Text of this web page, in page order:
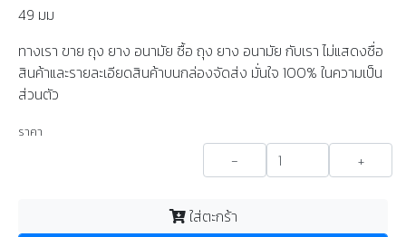
49 มม
ทางเรา ขาย ถุง ยาง อนามัย ซื้อ ถุง ยาง อนามัย กับเรา ไม่แสดงชื่อ
สินค้าและรายละเอียดสินค้าบนกล่องจัดส่ง มั่นใจ 100% ในความเป็น
ส่วนตัว
ราคา
- +
ใส่ตะกร้า